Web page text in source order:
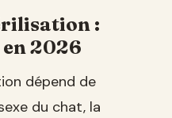
:
2026
dépend de
du chat, la